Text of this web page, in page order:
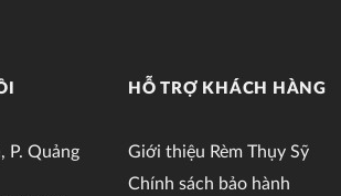
P. Quảng
HỖ TRỢ KHÁCH HÀNG
Giới thiệu Rèm Thụy Sỹ
Chính sách bảo hành